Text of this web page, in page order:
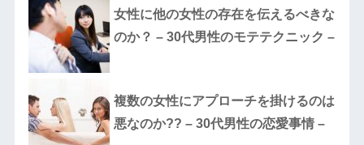
女性に他の女性の存在を伝えるべきな
のか？ – 30代男性のモテテクニック –
複数の女性にアプローチを掛けるのは
悪なのか?? – 30代男性の恋愛事情 –